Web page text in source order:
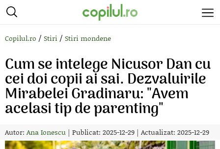
Copilul.ro / Stiri / Stiri mondene
Cum se intelege Nicusor Dan cu
cei doi copii ai sai. Dezvaluirile
Mirabelei Gradinaru: "Avem
acelasi tip de parenting"
Autor: Ana Ionescu | Publicat: 2025-12-29 | Actualizat: 2025-12-29